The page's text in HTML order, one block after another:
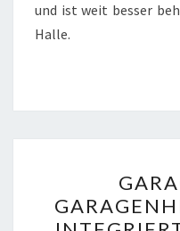
und ist weit besser
Halle.